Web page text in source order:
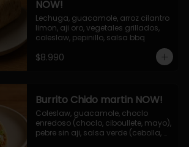
NOW!
Lechuga, guacamole, arroz cilantro
limon, aji oro, vegetales grillados,
coleslaw, pepinillo, salsa bbq
$8.990
Burrito Chido martin NOW!
Coleslaw, guacamole, choclo
enredoso (choclo, ciboullete, mayo),
pebre sin aji, salsa verde (cebolla,